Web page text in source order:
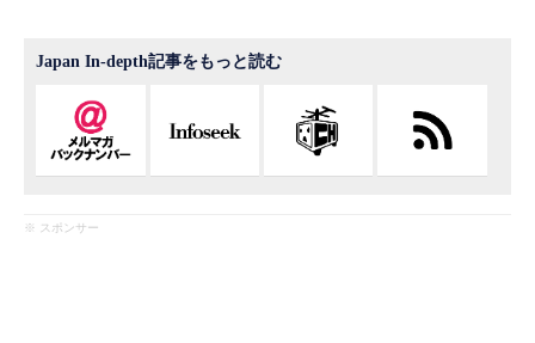
Japan In-depth記事をもっと読む
※ スポンサー